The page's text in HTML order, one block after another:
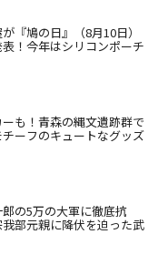
『鳩の日』（8月10日）
！今年はシリコンポーチ
も！青森の縄文遺跡群で
ーフのキュートなグッズ
郎の5万の大軍に徹底抗
部元親に降伏を迫った武